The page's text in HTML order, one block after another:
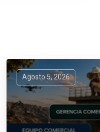
Agosto 5, 2026